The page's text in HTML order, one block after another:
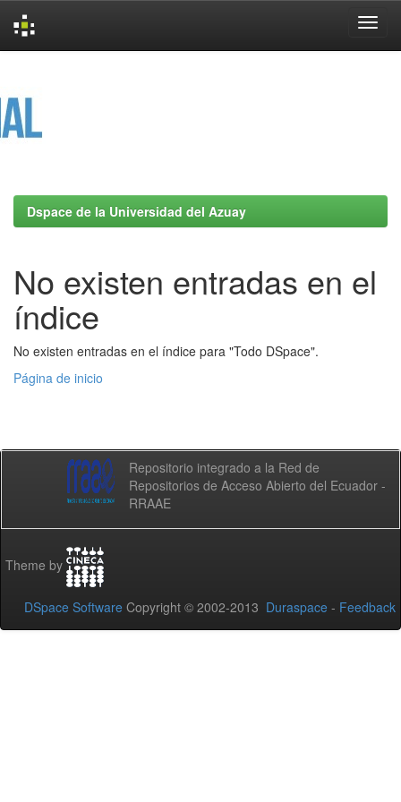
Dspace de la Universidad del Azuay
No existen entradas en el
índice
No existen entradas en el índice para "Todo DSpace".
Página de inicio
Repositorio integrado a la Red de
Repositorios de Acceso Abierto del Ecuador -
RRAAE
Theme by
DSpace Software Copyright © 2002-2013 Duraspace - Feedback